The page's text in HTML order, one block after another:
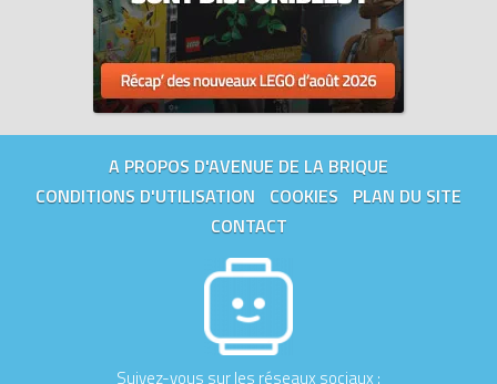
A PROPOS D'AVENUE DE LA BRIQUE
CONDITIONS D'UTILISATION
COOKIES
PLAN DU SITE
CONTACT
Suivez-vous sur les réseaux sociaux :